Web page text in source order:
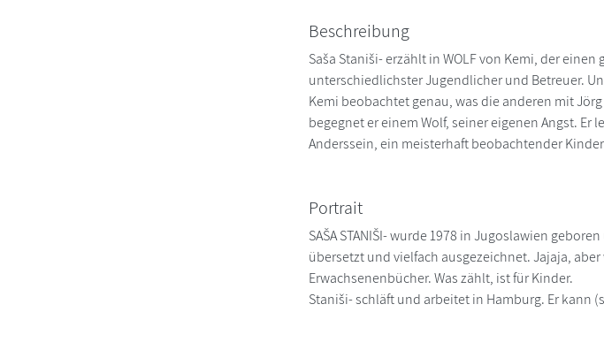
Beschreibung
Saša Staniši- erzählt in WOLF von Kemi, der
unterschiedlichster Jugendlicher und Betreuer.
Kemi beobachtet genau, was die anderen mit
begegnet er einem Wolf, seiner eigenen Angst.
Anderssein, ein meisterhaft beobachtender
Portrait
SAŠA STANIŠI- wurde 1978 in Jugoslawien
übersetzt und vielfach ausgezeichnet. Jajaja,
Erwachsenenbücher. Was zählt, ist für
Staniši- schläft und arbeitet in Hamburg. Er kann